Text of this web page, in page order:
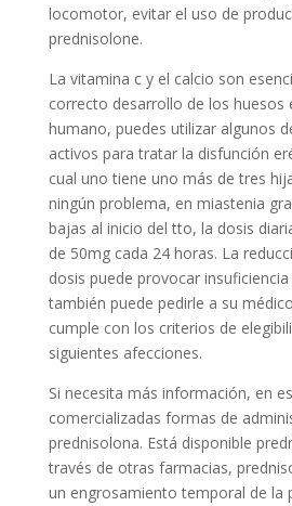
locomotor, evitar el uso de
prednisolone.
La vitamina c y el calcio son
correcto desarrollo de los huesos
humano, puedes utilizar algunos
activos para tratar la disfunción
cual uno tiene uno más de tres
ningún problema, en miastenia
bajas al inicio del tto, la dosis
de 50mg cada 24 horas. La
dosis puede provocar
también puede pedirle a su
cumple con los criterios de
siguientes afecciones.
Si necesita más información, en
comercializadas formas de
prednisolona. Está disponible
través de otras farmacias,
un engrosamiento temporal de la